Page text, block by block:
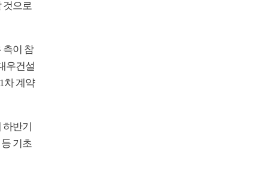
것으로
측이 참
우건설
차 계약
반기
기초